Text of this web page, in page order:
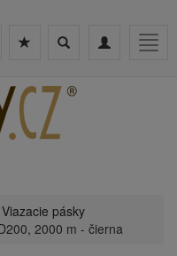
Toggle
Toggle
Viazacie pásky
2000 m - čierna